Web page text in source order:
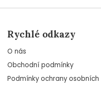
Rychlé odkazy
O nás
Obchodní podmínky
Podmínky ochrany osobních